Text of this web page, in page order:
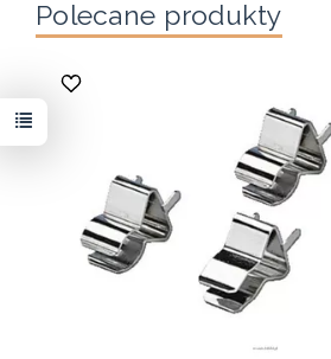
Polecane produkty